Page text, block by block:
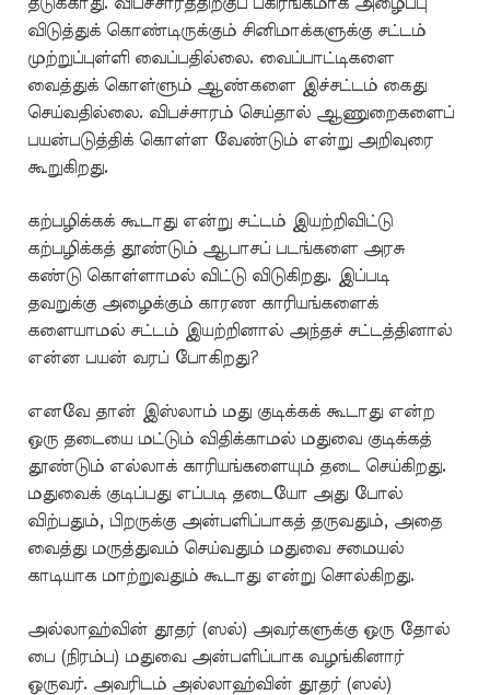
தடுக்காது. விபச்சாரத்திற்குப் பகிரங்கமாக அழைப்பு
விடுத்துக் கொண்டிருக்கும் சினிமாக்களுக்கு சட்டம்
முற்றுப்புள்ளி வைப்பதில்லை. வைப்பாட்டிகளை
வைத்துக் கொள்ளும் ஆண்களை இச்சட்டம் கைது
செய்வதில்லை. விபச்சாரம் செய்தால் ஆணுறைகளைப்
பயன்படுத்திக் கொள்ள வேண்டும் என்று அறிவுரை
கூறுகிறது.
கற்பழிக்கக் கூடாது என்று சட்டம் இயற்றிவிட்டு
கற்பழிக்கத் தூண்டும் ஆபாசப் படங்களை அரசு
கண்டு கொள்ளாமல் விட்டு விடுகிறது. இப்படி
தவறுக்கு அழைக்கும் காரண காரியங்களைக்
களையாமல் சட்டம் இயற்றினால் அந்தச் சட்டத்தினால்
என்ன பயன் வரப் போகிறது?
எனவே தான் இஸ்லாம் மது குடிக்கக் கூடாது என்ற
ஒரு தடையை மட்டும் விதிக்காமல் மதுவை குடிக்கத்
தூண்டும் எல்லாக் காரியங்களையும் தடை செய்கிறது.
மதுவைக் குடிப்பது எப்படி தடையோ அது போல்
விற்பதும், பிறருக்கு அன்பளிப்பாகத் தருவதும், அதை
வைத்து மருத்துவம் செய்வதும் மதுவை சமையல்
காடியாக மாற்றுவதும் கூடாது என்று சொல்கிறது.
அல்லாஹ்வின் தூதர் (ஸல்) அவர்களுக்கு ஒரு தோல்
பை (நிரம்ப) மதுவை அன்பளிப்பாக வழங்கினார்
ஒருவர். அவரிடம் அல்லாஹ்வின் தூதர் (ஸல்)